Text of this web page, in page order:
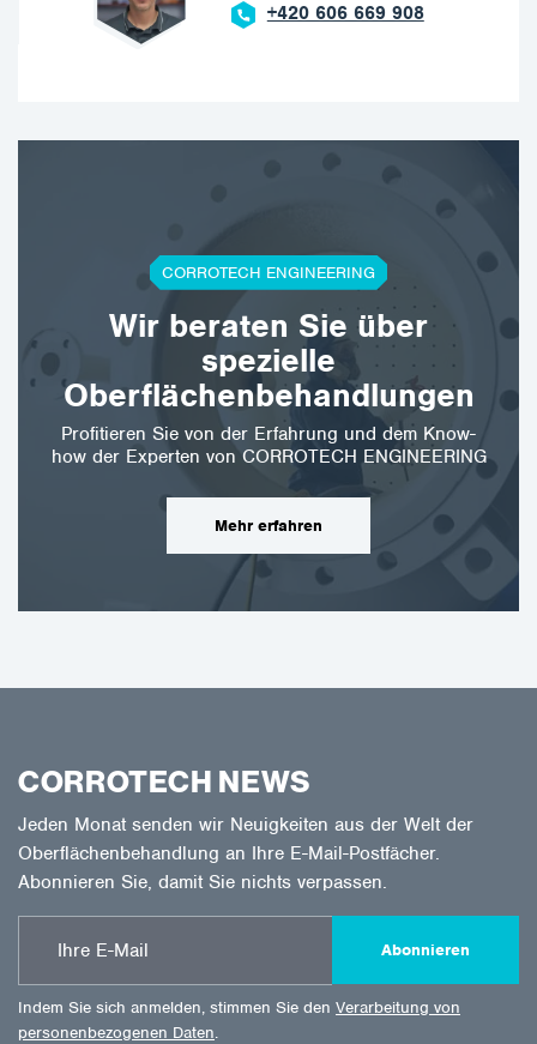
+420 606 669 908
CORROTECH ENGINEERING
Wir beraten Sie über
spezielle
Oberflächenbehandlungen
Profitieren Sie von der Erfahrung und dem Know-
how der Experten von CORROTECH ENGINEERING
Mehr erfahren
CORROTECH NEWS
Jeden Monat senden wir Neuigkeiten aus der Welt der
Oberflächenbehandlung an Ihre E-Mail-Postfächer.
Abonnieren Sie, damit Sie nichts verpassen.
Abonnieren
Indem Sie sich anmelden, stimmen Sie den Verarbeitung von
personenbezogenen Daten.